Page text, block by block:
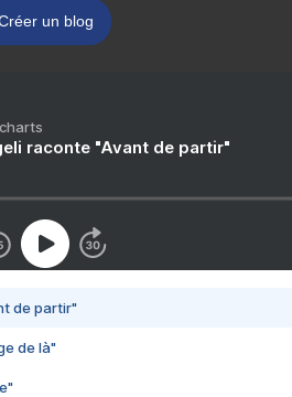
un blog
raconte "Avant de partir"
de partir"
de là"